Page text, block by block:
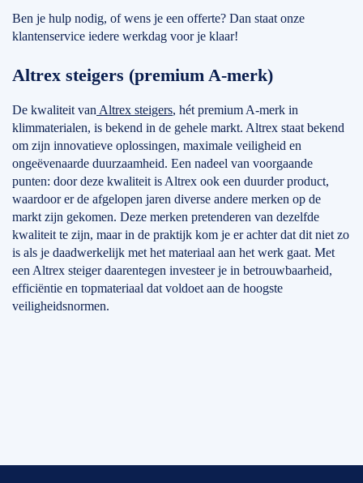
Ben je hulp nodig, of wens je een offerte? Dan staat onze
klantenservice iedere werkdag voor je klaar!
Altrex steigers (premium A-merk)
De kwaliteit van Altrex steigers, hét premium A-merk in
klimmaterialen, is bekend in de gehele markt. Altrex staat bekend
om zijn innovatieve oplossingen, maximale veiligheid en
ongeëvenaarde duurzaamheid. Een nadeel van voorgaande
punten: door deze kwaliteit is Altrex ook een duurder product,
waardoor er de afgelopen jaren diverse andere merken op de
markt zijn gekomen. Deze merken pretenderen van dezelfde
kwaliteit te zijn, maar in de praktijk kom je er achter dat dit niet zo
is als je daadwerkelijk met het materiaal aan het werk gaat. Met
een Altrex steiger daarentegen investeer je in betrouwbaarheid,
efficiëntie en topmateriaal dat voldoet aan de hoogste
veiligheidsnormen.